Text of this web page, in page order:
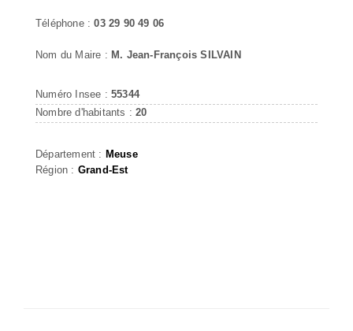
Téléphone :03 29 90 49 06
Nom du Maire : M. Jean-François SILVAIN
Numéro Insee : 55344
Nombre d'habitants :20
Département : Meuse
Région : Grand-Est